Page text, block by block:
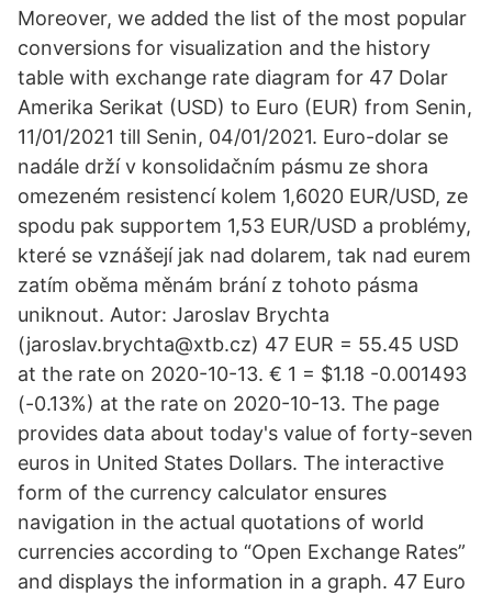
Moreover, we added the list of the most popular
conversions for visualization and the history
table with exchange rate diagram for 47 Dolar
Amerika Serikat (USD) to Euro (EUR) from Senin,
11/01/2021 till Senin, 04/01/2021. Euro-dolar se
nadále drží v konsolidačním pásmu ze shora
omezeném resistencí kolem 1,6020 EUR/USD, ze
spodu pak supportem 1,53 EUR/USD a problémy,
které se vznášejí jak nad dolarem, tak nad eurem
zatím oběma měnám brání z tohoto pásma
uniknout. Autor: Jaroslav Brychta
(jaroslav.brychta@xtb.cz) 47 EUR = 55.45 USD
at the rate on 2020-10-13. € 1 = $1.18 -0.001493
(-0.13%) at the rate on 2020-10-13. The page
provides data about today's value of forty-seven
euros in United States Dollars. The interactive
form of the currency calculator ensures
navigation in the actual quotations of world
currencies according to “Open Exchange Rates”
and displays the information in a graph. 47 Euro